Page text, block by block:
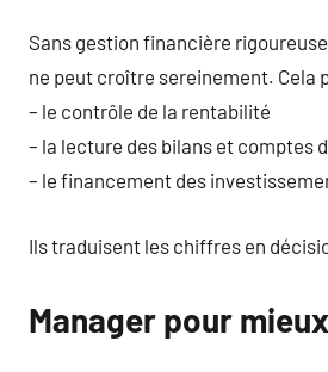
Sans gestion financière
ne peut croître sereinement. Cela
– le contrôle de la rentabilité
– la lecture des bilans et comptes
– le financement des
Ils traduisent les chiffres en
Manager pour